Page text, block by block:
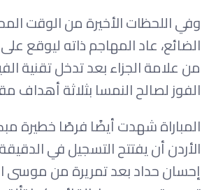
وفي اللحظات الأخيرة من الوقت
الضائع، عاد المهاجم ذاته ليوقع
من علامة الجزاء بعد تدخل تقنية
الفوز لصالح النمسا بثلاثة
المباراة شهدت أيضًا فرصًا خطيرة
الأردن أن يفتتح التسجيل في الدقيقة
إحسان حداد بعد تمريرة من موسى